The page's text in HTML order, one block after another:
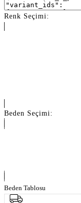
Renk Seçimi:
Beden Seçimi:
Beden Tablosu